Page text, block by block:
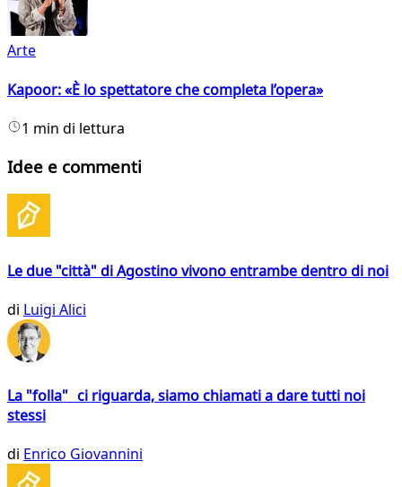
Arte
Kapoor: «È lo spettatore che completa l’opera»
1 min di lettura
Idee e commenti
Le due "città" di Agostino vivono entrambe dentro di noi
di Luigi Alici
La "folla" ci riguarda, siamo chiamati a dare tutti noi
stessi
di Enrico Giovannini